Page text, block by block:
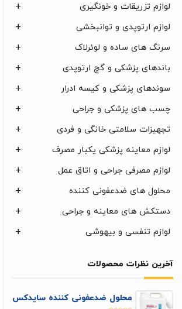
لوازم تزریقات و خونگیری
لوازم ارتوپدی و توانبخشی
سرنگ های ساده و لوئرلاک
باندهای پزشکی و گچ ارتوپدی
سوندهای پزشکی و کیسه ادرار
چسب های پزشکی و جراحی
تجهیزات سلامتی خانگی و فردی
لوازم معاینه پزشکی یکبار مصرف
لوازم مصرفی جراحی و اتاق عمل
محلول های ضدعفونی کننده
دستکش های معاینه و جراحی
لوازم تنفسی و بیهوشی
آخرین نظرات محصولات
محلول ضدعفونی کننده سایدکس